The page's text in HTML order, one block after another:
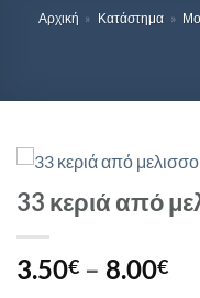
Αρχική » Κατάστημα »
33 κεριά από
3.50€ – 8.00€